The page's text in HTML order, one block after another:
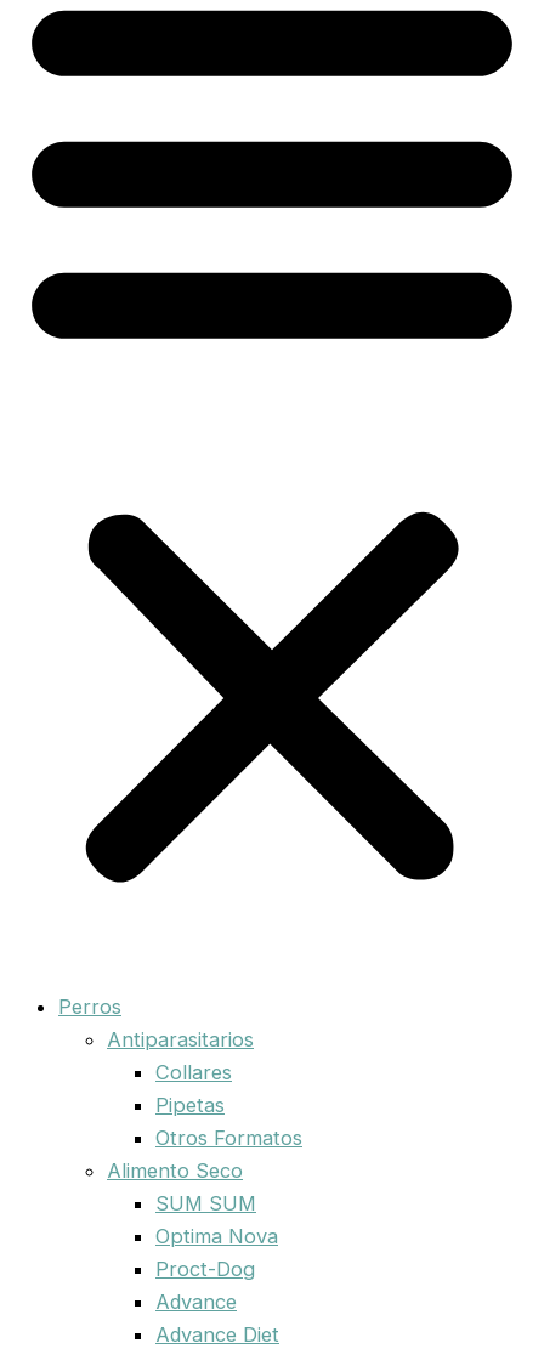
Perros
Antiparasitarios
Collares
Pipetas
Otros Formatos
Alimento Seco
SUM SUM
Optima Nova
Proct-Dog
Advance
Advance Diet